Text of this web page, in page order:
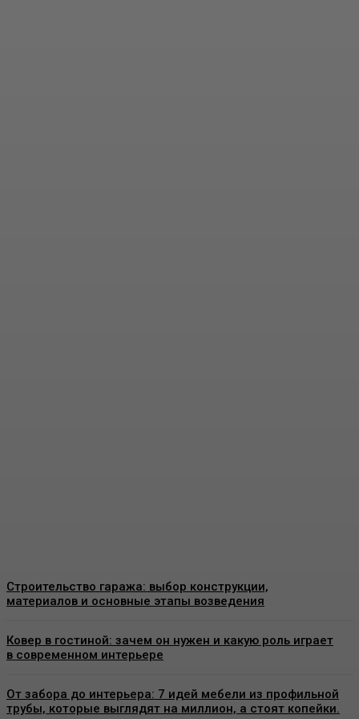
Строительство гаража: выбор конструкции,
материалов и основные этапы возведения
Ковер в гостиной: зачем он нужен и какую роль играет
в современном интерьере
От забора до интерьера: 7 идей мебели из профильной
трубы, которые выглядят на миллион, а стоят копейки.